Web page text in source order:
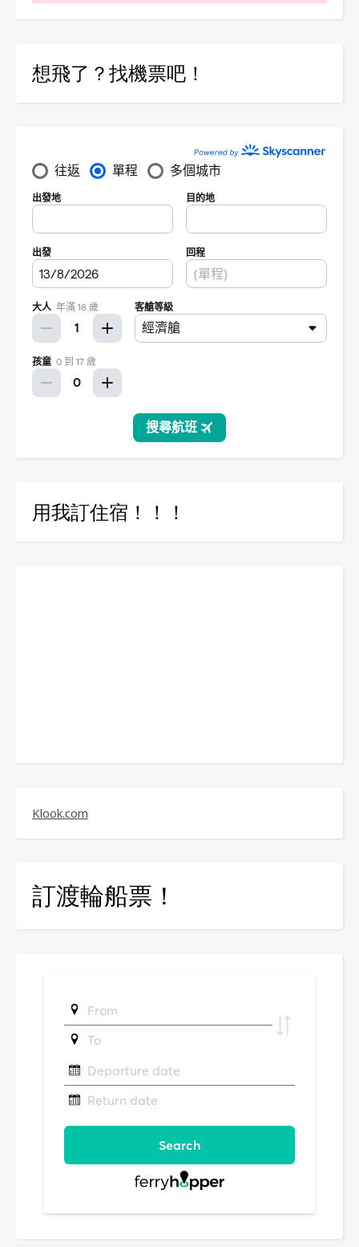
想飛了？找機票吧！
用我訂住宿！！！
Klook.com
訂渡輪船票！